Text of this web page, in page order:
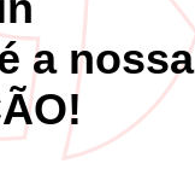
a nossa